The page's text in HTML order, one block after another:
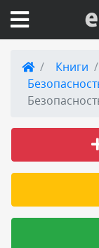
Вход на
Поиск по
Справка
Книги